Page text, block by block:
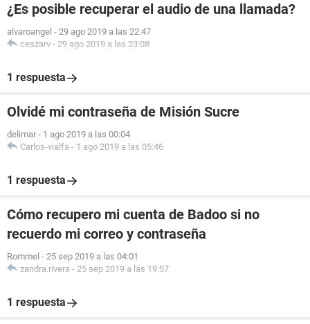
¿Es posible recuperar el audio de una llamada?
alvaroangel - 29 ago 2019 a las 22:47
ceszarv - 29 ago 2019 a las 23:08
1 respuesta
Olvidé mi contraseña de Misión Sucre
delimar - 1 ago 2019 a las 00:04
Carlos-vialfa - 1 ago 2019 a las 05:46
1 respuesta
Cómo recupero mi cuenta de Badoo si no
recuerdo mi correo y contraseña
Rommel - 25 sep 2019 a las 04:01
zandra.rivera - 25 sep 2019 a las 19:57
1 respuesta